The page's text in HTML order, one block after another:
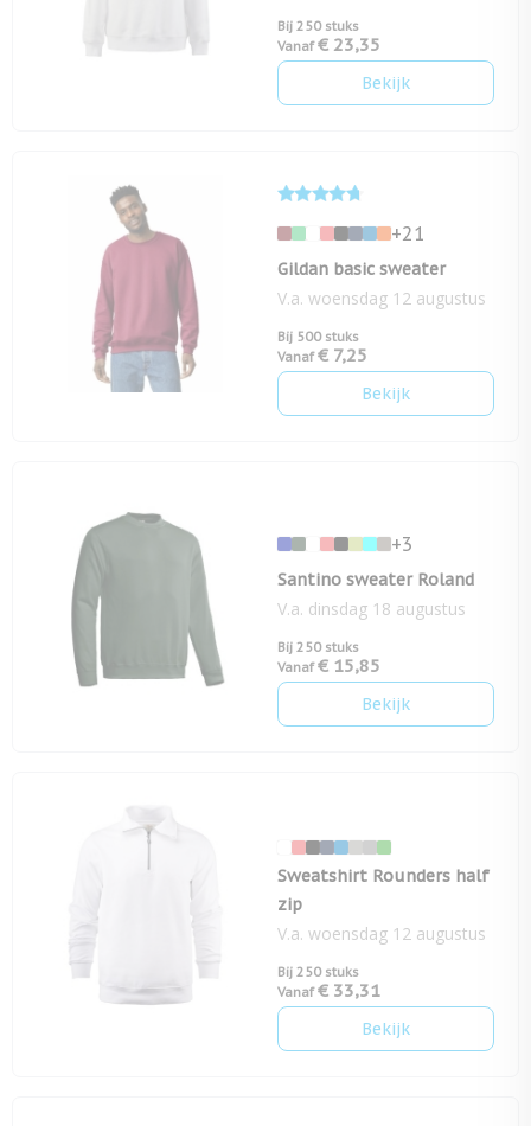
Bij 250 stuks
Vanaf € 23,35
Bekijk
+21
Gildan basic sweater
V.a. woensdag 12 augustus
Bij 500 stuks
Vanaf € 7,25
Bekijk
+3
Santino sweater Roland
V.a. dinsdag 18 augustus
Bij 250 stuks
Vanaf € 15,85
Bekijk
Sweatshirt Rounders half
zip
V.a. woensdag 12 augustus
Bij 250 stuks
Vanaf € 33,31
Bekijk